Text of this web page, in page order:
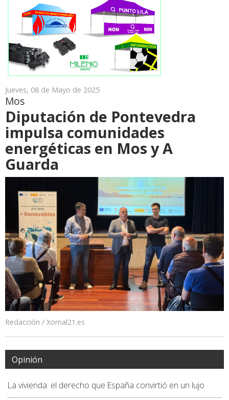
Jueves, 08 de Mayo de 2025
Mos
Diputación de Pontevedra
impulsa comunidades
energéticas en Mos y A
Guarda
Redacción / Xornal21.es
Opinión
La vivienda: el derecho que España convirtió en un lujo